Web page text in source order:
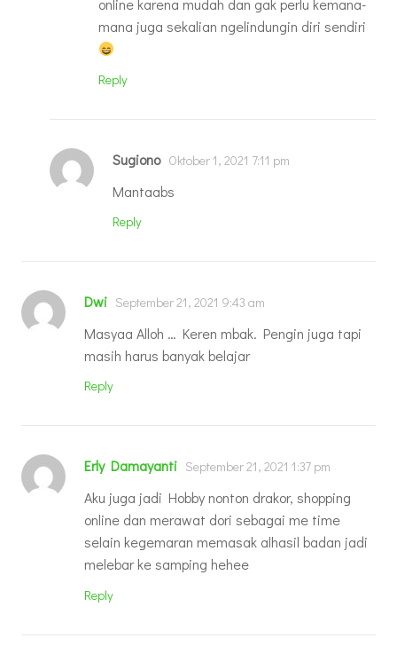
online karena mudah dan gak perlu kemana-
mana juga sekalian ngelindungin diri sendiri
Reply
Sugiono Oktober 1, 2021 7:11 pm
Mantaabs
Reply
Dwi September 21, 2021 9:43 am
Masyaa Alloh … Keren mbak. Pengin juga tapi
masih harus banyak belajar
Reply
Erly Damayanti September 21, 2021 1:37 pm
Aku juga jadi Hobby nonton drakor, shopping
online dan merawat dori sebagai me time
selain kegemaran memasak alhasil badan jadi
melebar ke samping hehee
Reply